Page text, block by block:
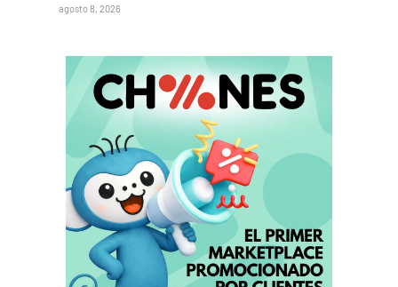
agosto 8, 2026